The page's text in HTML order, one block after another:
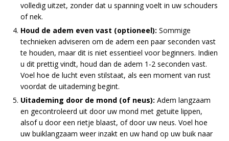
volledig uitzet, zonder dat u spanning voelt in uw schouders
of nek.
Houd de adem even vast (optioneel): Sommige
technieken adviseren om de adem een paar seconden vast
te houden, maar dit is niet essentieel voor beginners. Indien
u dit prettig vindt, houd dan de adem 1-2 seconden vast.
Voel hoe de lucht even stilstaat, als een moment van rust
voordat de uitademing begint.
Uitademing door de mond (of neus): Adem langzaam
en gecontroleerd uit door uw mond met getuite lippen,
alsof u door een rietje blaast, of door uw neus. Voel hoe
uw buiklangzaam weer inzakt en uw hand op uw buik naar